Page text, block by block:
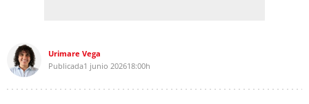
Urimare Vega
Publicada1 junio 202618:00h